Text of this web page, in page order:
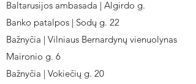
Baltarusijos ambasada | Algirdo g.
Banko patalpos | Sodų g. 22
Bažnyčia | Vilniaus Bernardynų vienuolynas
Maironio g. 6
Bažnyčia | Vokiečių g. 20